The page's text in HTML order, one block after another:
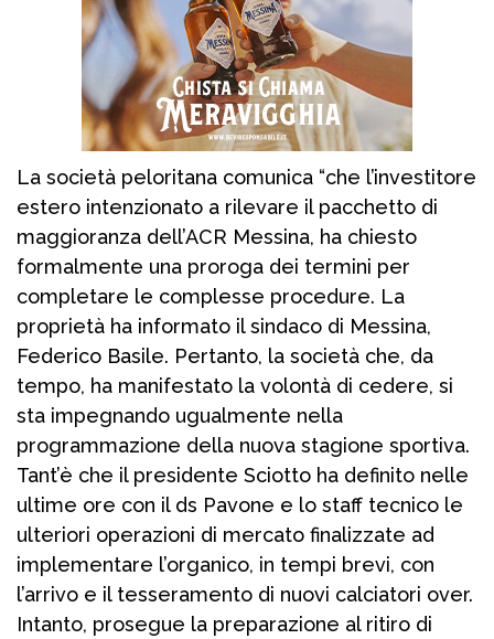
La società peloritana comunica “che l’investitore
estero intenzionato a rilevare il pacchetto di
maggioranza dell’ACR Messina, ha chiesto
formalmente una proroga dei termini per
completare le complesse procedure. La
proprietà ha informato il sindaco di Messina,
Federico Basile. Pertanto, la società che, da
tempo, ha manifestato la volontà di cedere, si
sta impegnando ugualmente nella
programmazione della nuova stagione sportiva.
Tant’è che il presidente Sciotto ha definito nelle
ultime ore con il ds Pavone e lo staff tecnico le
ulteriori operazioni di mercato finalizzate ad
implementare l’organico, in tempi brevi, con
l’arrivo e il tesseramento di nuovi calciatori over.
Intanto, prosegue la preparazione al ritiro di